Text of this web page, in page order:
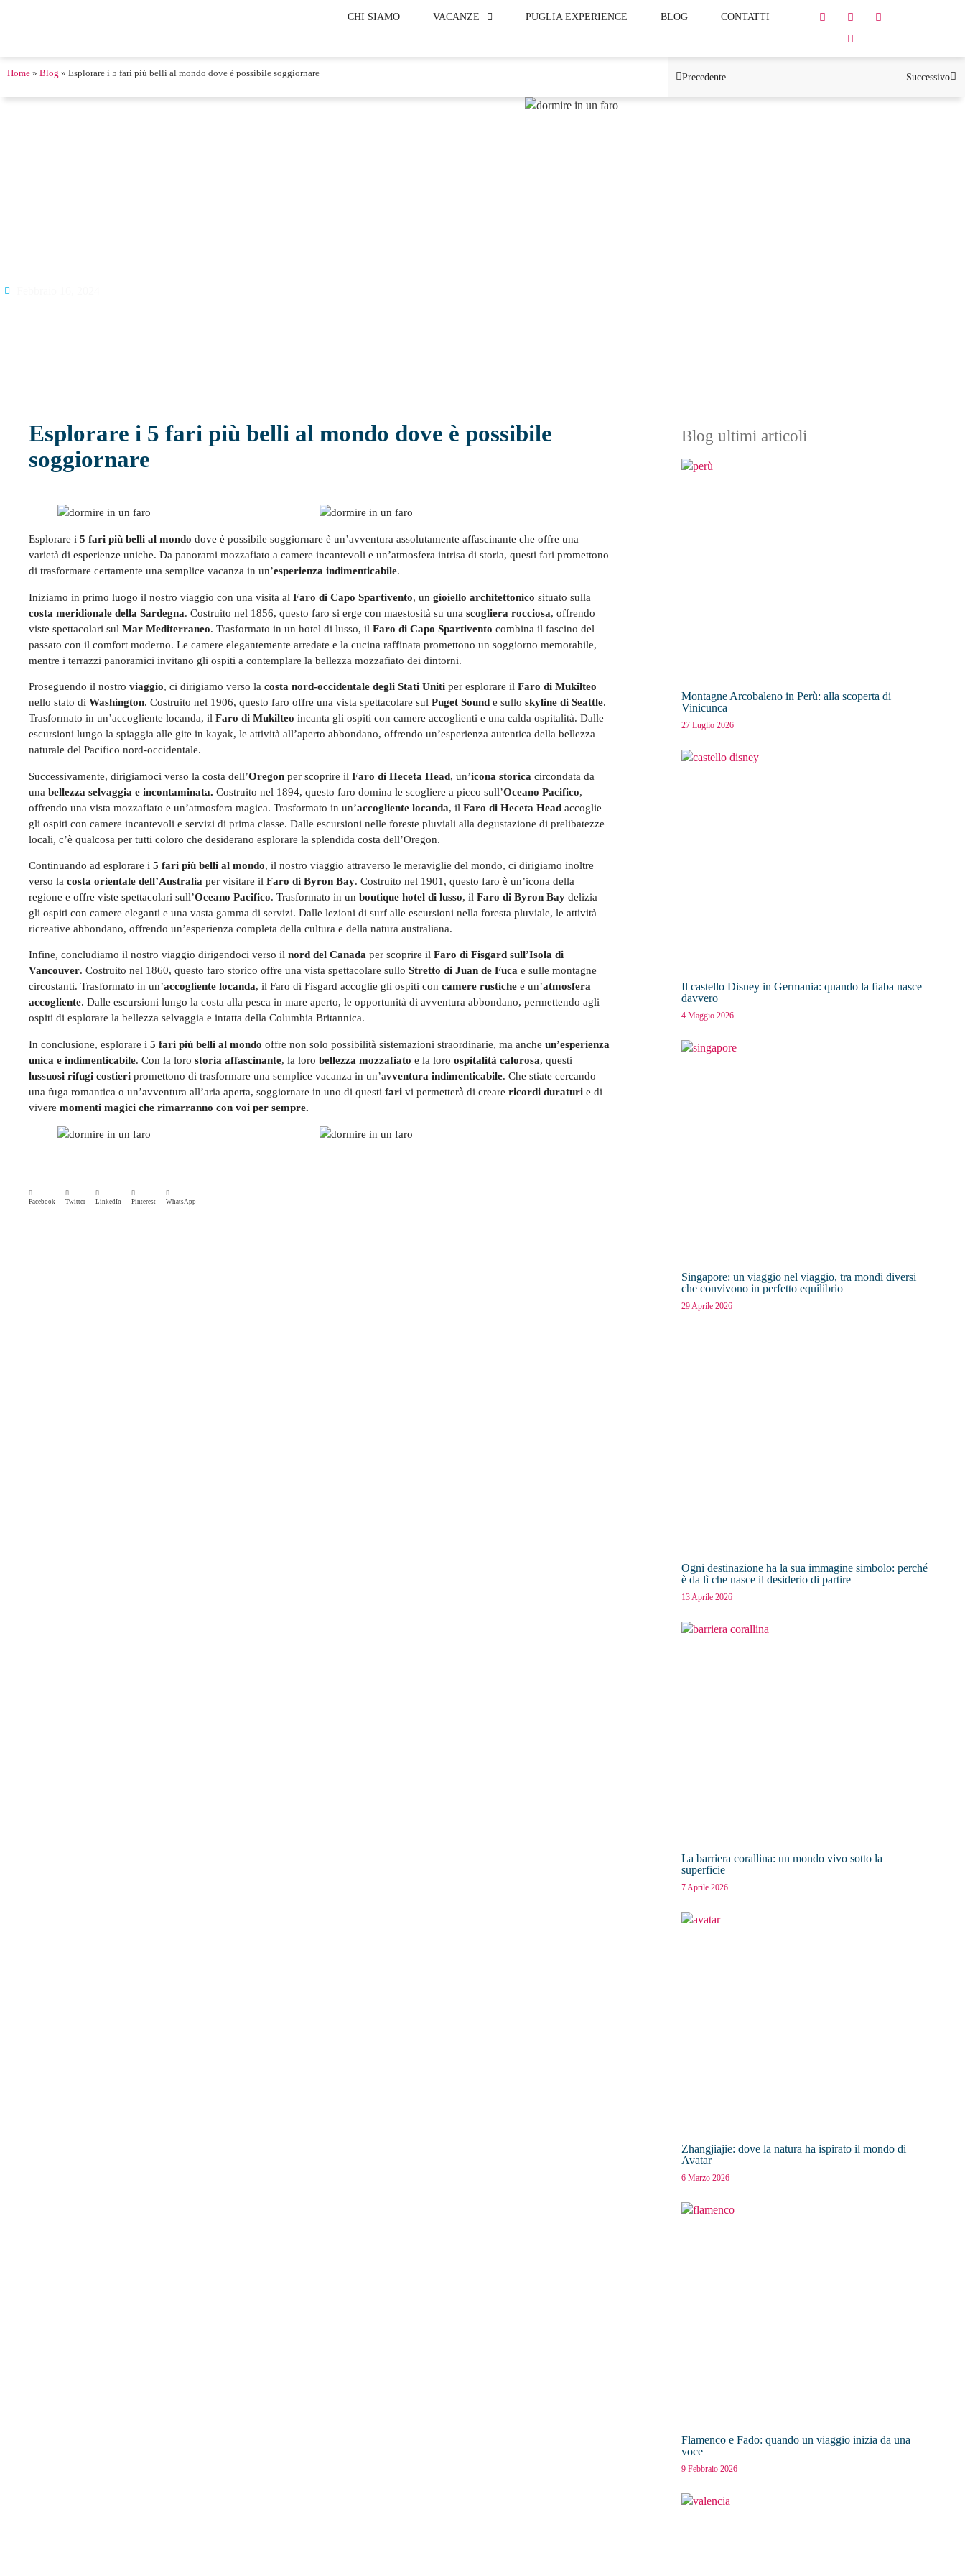
CHI SIAMO VACANZE PUGLIA EXPERIENCE BLOG CONTATTI
Home » Blog » Esplorare i 5 fari più belli al mondo dove è possibile soggiornare Precedente Successivo
Esplorare i 5 fari più belli al mondo dove è possibile
soggiornare
Esplorare i 5 fari più belli al mondo dove è possibile soggiornare è un’avventura assolutamente affascinante che offre una
varietà di esperienze uniche. Da panorami mozzafiato a camere incantevoli e un’atmosfera intrisa di storia, questi fari promettono
di trasformare certamente una semplice vacanza in un’esperienza indimenticabile.
Iniziamo in primo luogo il nostro viaggio con una visita al Faro di Capo Spartivento, un gioiello architettonico situato sulla
costa meridionale della Sardegna. Costruito nel 1856, questo faro si erge con maestosità su una scogliera rocciosa, offrendo
viste spettacolari sul Mar Mediterraneo. Trasformato in un hotel di lusso, il Faro di Capo Spartivento combina il fascino del
passato con il comfort moderno. Le camere elegantemente arredate e la cucina raffinata promettono un soggiorno memorabile,
mentre i terrazzi panoramici invitano gli ospiti a contemplare la bellezza mozzafiato dei dintorni.
Proseguendo il nostro viaggio, ci dirigiamo verso la costa nord-occidentale degli Stati Uniti per esplorare il Faro di Mukilteo
nello stato di Washington. Costruito nel 1906, questo faro offre una vista spettacolare sul Puget Sound e sullo skyline di Seattle.
Trasformato in un’accogliente locanda, il Faro di Mukilteo incanta gli ospiti con camere accoglienti e una calda ospitalità. Dalle
escursioni lungo la spiaggia alle gite in kayak, le attività all’aperto abbondano, offrendo un’esperienza autentica della bellezza
naturale del Pacifico nord-occidentale.
Successivamente, dirigiamoci verso la costa dell’Oregon per scoprire il Faro di Heceta Head, un’icona storica circondata da
una bellezza selvaggia e incontaminata. Costruito nel 1894, questo faro domina le scogliere a picco sull’Oceano Pacifico,
offrendo una vista mozzafiato e un’atmosfera magica. Trasformato in un’accogliente locanda, il Faro di Heceta Head accoglie
gli ospiti con camere incantevoli e servizi di prima classe. Dalle escursioni nelle foreste pluviali alla degustazione di prelibatezze
locali, c’è qualcosa per tutti coloro che desiderano esplorare la splendida costa dell’Oregon.
Continuando ad esplorare i 5 fari più belli al mondo, il nostro viaggio attraverso le meraviglie del mondo, ci dirigiamo inoltre
verso la costa orientale dell’Australia per visitare il Faro di Byron Bay. Costruito nel 1901, questo faro è un’icona della
regione e offre viste spettacolari sull’Oceano Pacifico. Trasformato in un boutique hotel di lusso, il Faro di Byron Bay delizia
gli ospiti con camere eleganti e una vasta gamma di servizi. Dalle lezioni di surf alle escursioni nella foresta pluviale, le attività
ricreative abbondano, offrendo un’esperienza completa della cultura e della natura australiana.
Infine, concludiamo il nostro viaggio dirigendoci verso il nord del Canada per scoprire il Faro di Fisgard sull’Isola di
Vancouver. Costruito nel 1860, questo faro storico offre una vista spettacolare sullo Stretto di Juan de Fuca e sulle montagne
circostanti. Trasformato in un’accogliente locanda, il Faro di Fisgard accoglie gli ospiti con camere rustiche e un’atmosfera
accogliente. Dalle escursioni lungo la costa alla pesca in mare aperto, le opportunità di avventura abbondano, permettendo agli
ospiti di esplorare la bellezza selvaggia e intatta della Columbia Britannica.
In conclusione, esplorare i 5 fari più belli al mondo offre non solo possibilità sistemazioni straordinarie, ma anche un’esperienza
unica e indimenticabile. Con la loro storia affascinante, la loro bellezza mozzafiato e la loro ospitalità calorosa, questi
lussuosi rifugi costieri promettono di trasformare una semplice vacanza in un’avventura indimenticabile. Che stiate cercando
una fuga romantica o un’avventura all’aria aperta, soggiornare in uno di questi fari vi permetterà di creare ricordi duraturi e di
vivere momenti magici che rimarranno con voi per sempre.
Facebook Twitter LinkedIn Pinterest WhatsApp
Blog ultimi articoli
Montagne Arcobaleno in Perù: alla scoperta di
Vinicunca
27 Luglio 2026
Il castello Disney in Germania: quando la fiaba nasce
davvero
4 Maggio 2026
Singapore: un viaggio nel viaggio, tra mondi diversi
che convivono in perfetto equilibrio
29 Aprile 2026
Ogni destinazione ha la sua immagine simbolo: perché
è da lì che nasce il desiderio di partire
13 Aprile 2026
La barriera corallina: un mondo vivo sotto la
superficie
7 Aprile 2026
Zhangjiajie: dove la natura ha ispirato il mondo di
Avatar
6 Marzo 2026
Flamenco e Fado: quando un viaggio inizia da una
voce
9 Febbraio 2026